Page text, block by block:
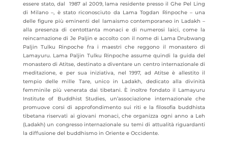
essere stato, dal 1987 al 2009, lama residente presso il Ghe Pel Ling
di Milano –, è stato riconosciuto da Lama Togdan Rinpoche – una
delle figure più eminenti del lamaismo contemporaneo in Ladakh –
alla presenza di centottanta monaci e di numerosi laici, come la
reincarnazione di Je Paljin e accolto con il nome di Lama Drubwang
Paljin Tulku Rinpoche fra i maestri che reggono il monastero di
Lamayuru. Lama Paljin Tulku Rinpoche assume quindi la guida del
monastero di Atitse, destinato a diventare un centro internazionale di
meditazione, e per sua iniziativa, nel 1997, ad Atitse è allestito il
tempio delle mille Tare, unico in Ladakh, dedicato alla divinità
femminile più venerata dai tibetani. È inoltre fondato il Lamayuru
Institute of Buddhist Studies, un’associazione internazionale che
promuove corsi di approfondimento sui riti e la filosofia buddhista
tibetana riservati ai giovani monaci, che organizza ogni anno a Leh
(Ladakh) un congresso internazionale su temi di attualità riguardanti
la diffusione del buddhismo in Oriente e Occidente.